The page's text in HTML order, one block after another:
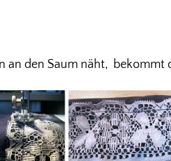
an den Saum näht, bekommt